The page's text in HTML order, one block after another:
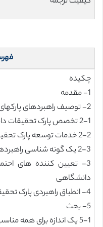
چکیده
1- مقدمه
2- توصیف راهبردهای پارکهای تحقیقات دانشگاهی
2-1 تخصص پارک تحقیقات دانشگاهی
2-2 خدمات توسعه پارک تحقیقات دانشگاهی
2-3 یک گونه شناسی راهبردهای پارک تحقیقات دانشگاهی
3- تعیین کننده های
دانشگاهی
4- انطباق راهبردی پارک تحقیقات دانشگاهی
5- بحث
5-1 یک اندازه برای همه مناسب نیست